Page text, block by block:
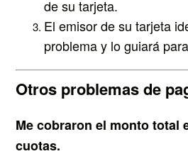
de su tarjeta.
El emisor de su tarjeta
problema y lo guiará
Otros problemas de
Me cobraron el monto total
cuotas.